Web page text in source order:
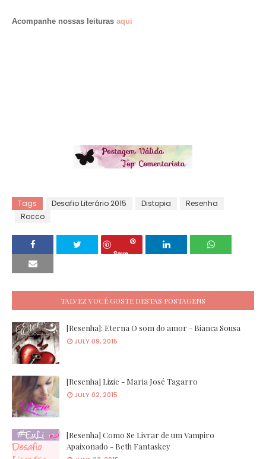
Acompanhe nossas leituras aqui
Tags Desafio Literário 2015 Distopia
Resenha
Rocco
Save
TALVEZ VOCÊ GOSTE DESTAS POSTAGENS
[Resenha]: Eterna O som do amor - Bianca Sousa
JULY 09, 2015
[Resenha] Lizie - Maria José Tagarro
JULY 02, 2015
[Resenha] Como Se Livrar de um Vampiro
Apaixonado - Beth Fantaskey